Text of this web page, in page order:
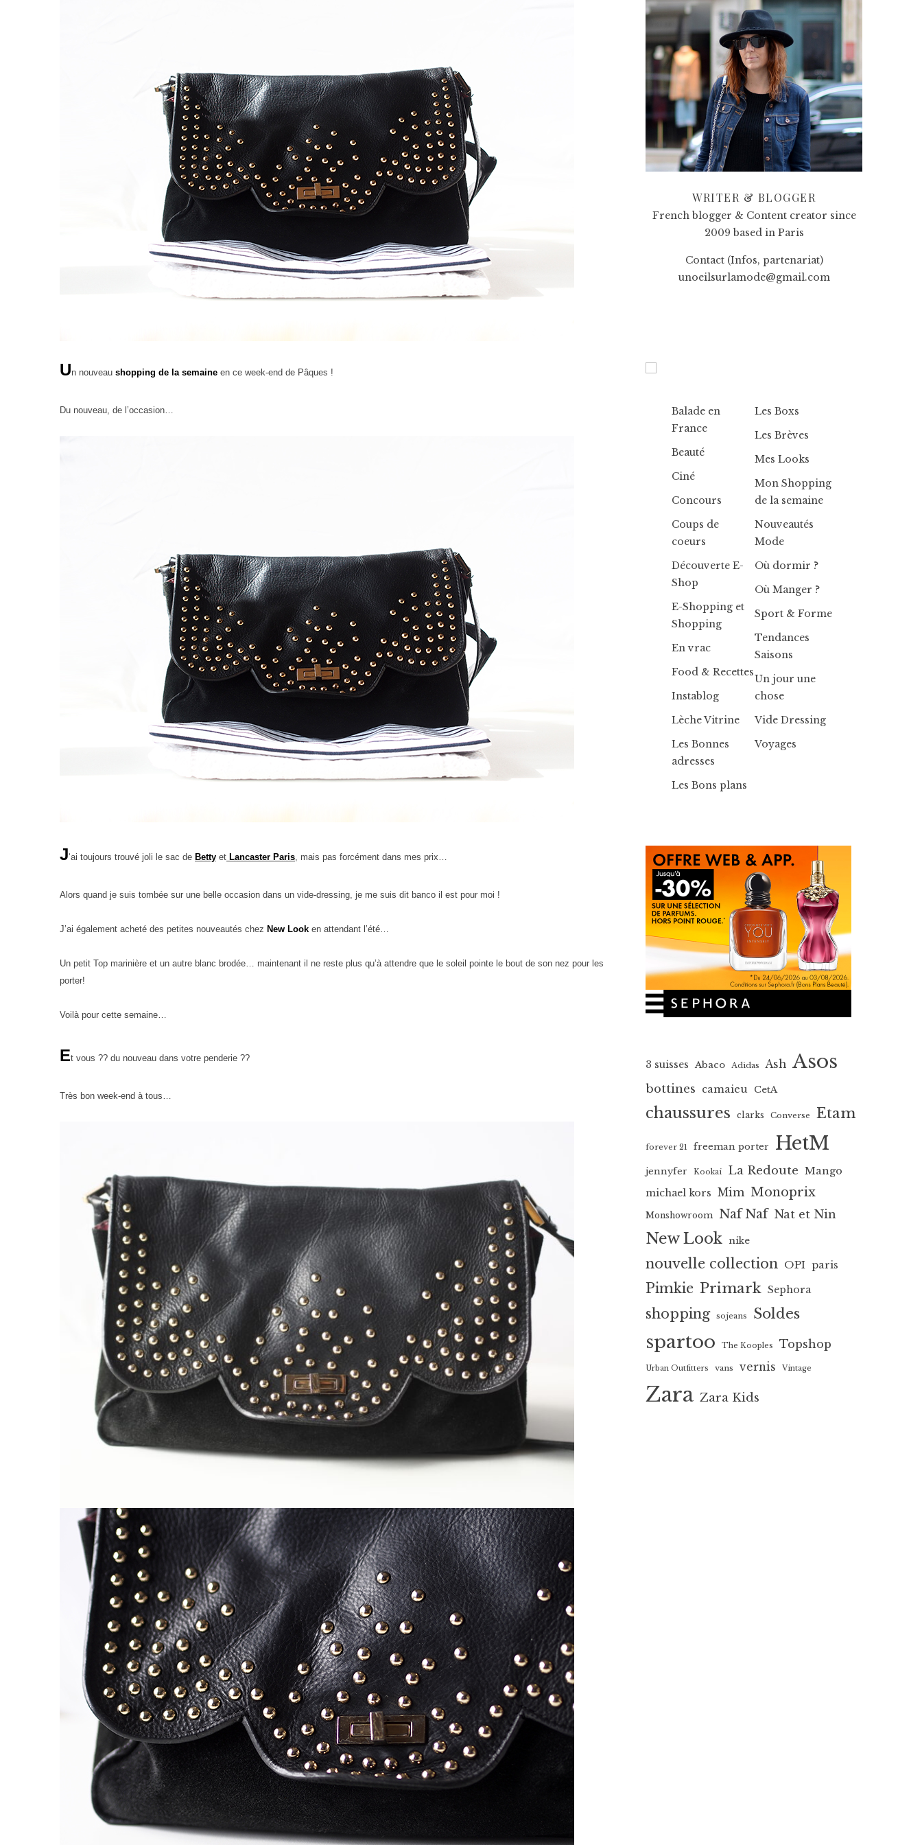
Un nouveau shopping de la semaine en ce week-end de Pâques !
Du nouveau, de l’occasion…
J‘ai toujours trouvé joli le sac de Betty et Lancaster Paris, mais pas forcément dans mes prix…
Alors quand je suis tombée sur une belle occasion dans un vide-dressing, je me suis dit banco il est pour moi !
J’ai également acheté des petites nouveautés chez New Look en attendant l’été…
Un petit Top marinière et un autre blanc brodée… maintenant il ne reste plus qu’à attendre que le soleil pointe le bout de son nez pour les
porter!
Voilà pour cette semaine…
Et vous ?? du nouveau dans votre penderie ??
Très bon week-end à tous…
WRITER & BLOGGER
French blogger & Content creator since
2009 based in Paris
Contact (Infos, partenariat)
unoeilsurlamode@gmail.com
Balade en
France
Beauté
Ciné
Concours
Coups de
coeurs
Découverte E-
Shop
E-Shopping et
Shopping
En vrac
Food & Recettes
Instablog
Lèche Vitrine
Les Bonnes
adresses
Les Bons plans
Les Boxs
Les Brèves
Mes Looks
Mon Shopping
de la semaine
Nouveautés
Mode
Où dormir ?
Où Manger ?
Sport & Forme
Tendances
Saisons
Un jour une
chose
Vide Dressing
Voyages
3 suisses Abaco Adidas Ash Asos
bottines camaieu CetA
chaussures clarks Converse Etam
forever 21 freeman porter HetM
jennyfer Kookai La Redoute Mango
michael kors Mim Monoprix
Monshowroom Naf Naf Nat et Nin
New Look nike
nouvelle collection OPI paris
Pimkie Primark Sephora
shopping sojeans Soldes
spartoo The Kooples Topshop
Urban Outfitters vans vernis Vintage
Zara Zara Kids